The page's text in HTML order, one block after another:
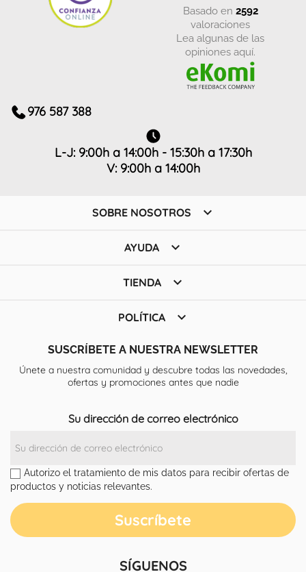
basado en 2592
valoraciones
Lea algunas de las
opiniones aquí.
976 587 388
L-J: 9:00h a 14:00h - 15:30h a 17:30h
V: 9:00h a 14:00h
SOBRE NOSOTROS 
AYUDA 
TIENDA 
POLÍTICA 
SUSCRÍBETE A NUESTRA NEWSLETTER
Únete a nuestra comunidad y descubre todas las novedades,
ofertas y promociones antes que nadie
Su dirección de correo electrónico
Autorizo el tratamiento de mis datos para recibir ofertas de
productos y noticias relevantes.
SÍGUENOS